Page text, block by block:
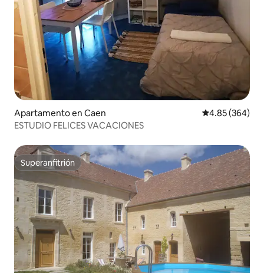
Apartamento en Caen Calificación
4.85 (364)
ESTUDIO FELICES VACACIONES
Superanfitrión
Superanfitrión